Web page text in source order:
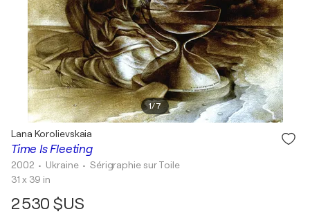
1/7
Time Is Fleeting
Lana Korolievskaia
2002 • Ukraine • Sérigraphie sur Toile
31 x 39 in
2 530 $US